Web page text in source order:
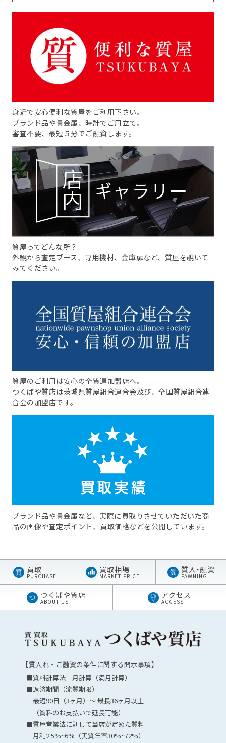
身近で安心便利な質屋をご利用下さい。
ブランド品や貴金属、時計でご用立て。
審査不要、最短５分でご融資します。
質屋ってどんな所？
外観から査定ブース、専用機材、金庫扉など、質屋を覗いて
みてください。
質屋のご利用は安心の全質連加盟店へ。
つくばや質店は茨城県質屋組合連合会及び、全国質屋組合連
合会の加盟店です。
ブランド品や貴金属など、実際に買取りさせていただいた商
品の画像や査定ポイント、買取価格などを公開しています。
買取
PURCHASE
買取相場
MARKET PRICE
質 入・融資
PAWNING
つくばや質店
ABOUT US
アクセス
ACCESS
【質入れ・ご融資の条件に関する開示事項】
■質料計算法 月計算（満月計算）
■返済期間（流質期限）
最短90日（3ヶ月）～ 最長36ヶ月以上
（質料のお支払いで延長可能）
■質屋営業法に則して当店が定めた質料
月利2.5%~6%（実質年率30%~72%）